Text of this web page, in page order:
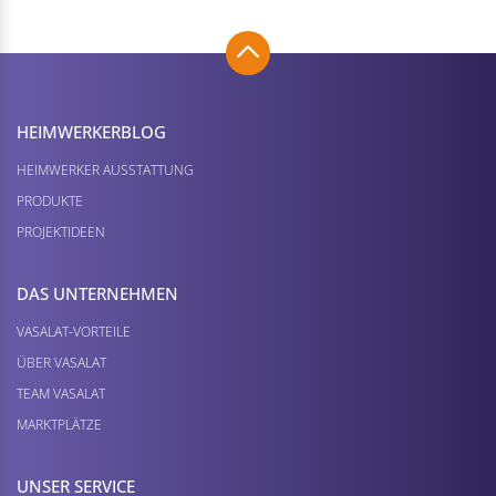
HEIMWERKER­BLOG
HEIMWERKER AUSSTATTUNG
PRODUKTE
PROJEKTIDEEN
DAS UNTERNEHMEN
VASALAT-VORTEILE
ÜBER VASALAT
TEAM VASALAT
MARKTPLÄTZE
UNSER SERVICE